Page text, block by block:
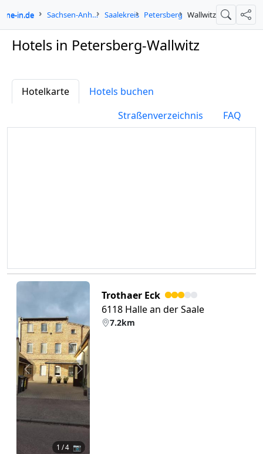
in.de Sachsen-Anhalt Saalekreis Petersberg Wallwitz Suche
Hotels in Petersberg-Wallwitz
Hotelkarte
Hotels buchen
Straßenverzeichnis
FAQ
Zurück Weiter
1 / 4 📷
Trothaer Eck
6118 Halle an der Saale
7.2km